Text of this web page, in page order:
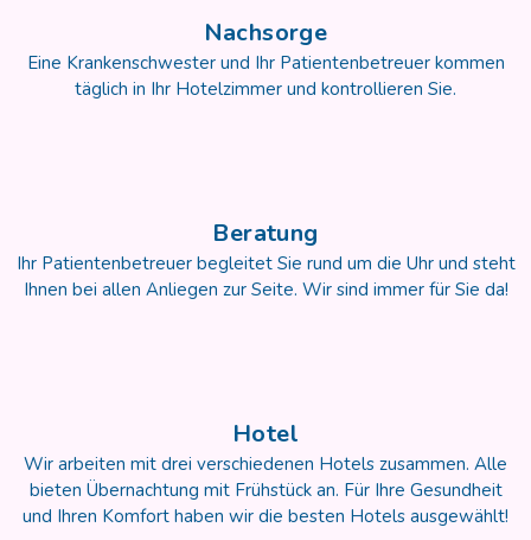
Nachsorge
Eine Krankenschwester und Ihr Patientenbetreuer kommen
täglich in Ihr Hotelzimmer und kontrollieren Sie.
Beratung
Ihr Patientenbetreuer begleitet Sie rund um die Uhr und steht
Ihnen bei allen Anliegen zur Seite. Wir sind immer für Sie da!
Hotel
Wir arbeiten mit drei verschiedenen Hotels zusammen. Alle
bieten Übernachtung mit Frühstück an. Für Ihre Gesundheit
und Ihren Komfort haben wir die besten Hotels ausgewählt!